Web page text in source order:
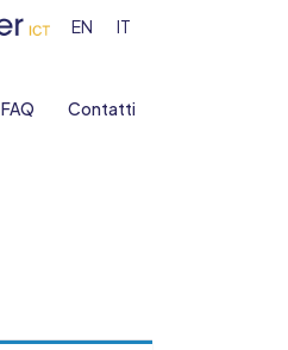
EN IT
FAQ Contatti